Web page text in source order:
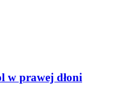
w prawej dłoni